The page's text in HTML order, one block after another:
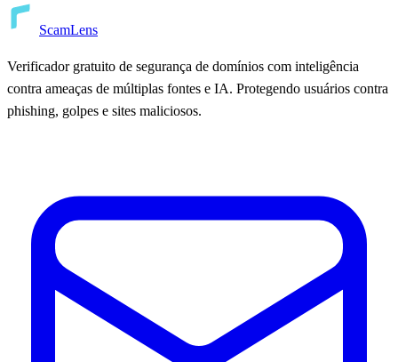
ScamLens
Verificador gratuito de segurança de domínios com inteligência
contra ameaças de múltiplas fontes e IA. Protegendo usuários contra
phishing, golpes e sites maliciosos.